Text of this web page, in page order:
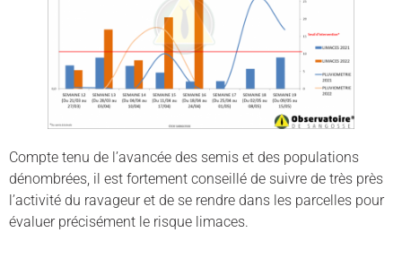
Compte tenu de l’avancée des semis et des populations
dénombrées, il est fortement conseillé de suivre de très près
l’activité du ravageur et de se rendre dans les parcelles pour
évaluer précisément le risque limaces.